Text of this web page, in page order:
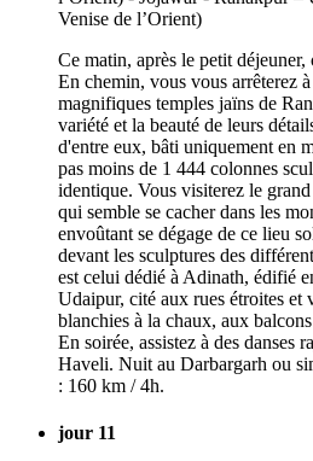
Ce matin, après le petit
En chemin, vous vous arrêterez
magnifiques temples jaïns de
variété et la beauté de leurs
d'entre eux, bâti uniquement en
pas moins de 1 444 colonnes
identique. Vous visiterez le
qui semble se cacher dans les
envoûtant se dégage de ce lieu
devant les sculptures des
est celui dédié à Adinath, édifié
Udaipur, cité aux rues étroites et
blanchies à la chaux, aux
En soirée, assistez à des danses
Haveli. Nuit au Darbargarh ou
: 160 km / 4h.
jour 11